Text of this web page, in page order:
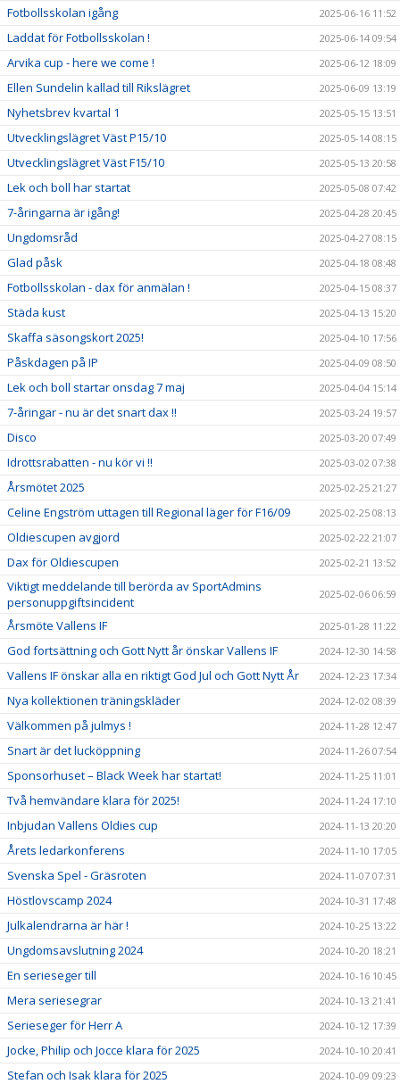
Fotbollsskolan igång 2025-06-16 11:52
Laddat för Fotbollsskolan ! 2025-06-14 09:54
Arvika cup - here we come ! 2025-06-12 18:09
Ellen Sundelin kallad till Rikslägret 2025-06-09 13:19
Nyhetsbrev kvartal 1 2025-05-15 13:51
Utvecklingslägret Väst P15/10 2025-05-14 08:15
Utvecklingslägret Väst F15/10 2025-05-13 20:58
Lek och boll har startat 2025-05-08 07:42
7-åringarna är igång! 2025-04-28 20:45
Ungdomsråd 2025-04-27 08:15
Glad påsk 2025-04-18 08:48
Fotbollsskolan - dax för anmälan ! 2025-04-15 08:37
Städa kust 2025-04-13 15:20
Skaffa säsongskort 2025! 2025-04-10 17:56
Påskdagen på IP 2025-04-09 08:50
Lek och boll startar onsdag 7 maj 2025-04-04 15:14
7-åringar - nu är det snart dax !! 2025-03-24 19:57
Disco 2025-03-20 07:49
Idrottsrabatten - nu kör vi !! 2025-03-02 07:38
Årsmötet 2025 2025-02-25 21:27
Celine Engström uttagen till Regional läger för F16/09 2025-02-25 08:13
Oldiescupen avgjord 2025-02-22 21:07
Dax för Oldiescupen 2025-02-21 13:52
Viktigt meddelande till berörda av SportAdmins
personuppgiftsincident
2025-02-06 06:59
Årsmöte Vallens IF 2025-01-28 11:22
God fortsättning och Gott Nytt år önskar Vallens IF 2024-12-30 14:58
Vallens IF önskar alla en riktigt God Jul och Gott Nytt År 2024-12-23 17:34
Nya kollektionen träningskläder 2024-12-02 08:39
Välkommen på julmys ! 2024-11-28 12:47
Snart är det lucköppning 2024-11-26 07:54
Sponsorhuset – Black Week har startat! 2024-11-25 11:01
Två hemvändare klara för 2025! 2024-11-24 17:10
Inbjudan Vallens Oldies cup 2024-11-13 20:20
Årets ledarkonferens 2024-11-10 17:05
Svenska Spel - Gräsroten 2024-11-07 07:31
Höstlovscamp 2024 2024-10-31 17:48
Julkalendrarna är här ! 2024-10-25 13:22
Ungdomsavslutning 2024 2024-10-20 18:21
En serieseger till 2024-10-16 10:45
Mera seriesegrar 2024-10-13 21:41
Serieseger för Herr A 2024-10-12 17:39
Jocke, Philip och Jocce klara för 2025 2024-10-10 20:41
Stefan och Isak klara för 2025 2024-10-09 09:23